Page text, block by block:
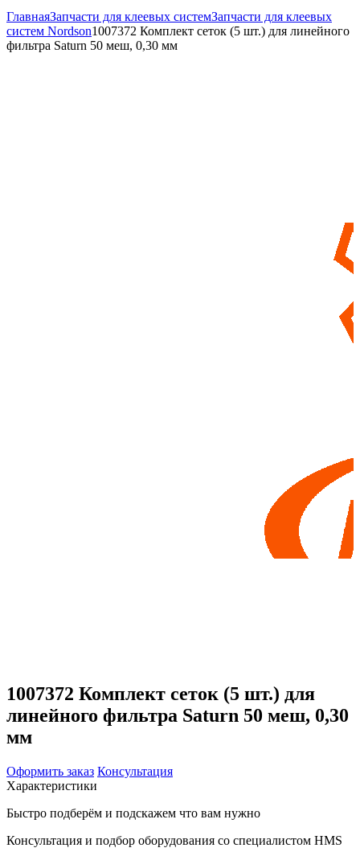
ГлавнаяЗапчасти для клеевых системЗапчасти для клеевых
систем Nordson1007372 Комплект сеток (5 шт.) для линейного
фильтра Saturn 50 меш, 0,30 мм
1007372 Комплект сеток (5 шт.) для
линейного фильтра Saturn 50 меш, 0,30
мм
Оформить заказ Консультация
Характеристики
Быстро подберём и подскажем что вам нужно
Консультация и подбор оборудования со специалистом HMS